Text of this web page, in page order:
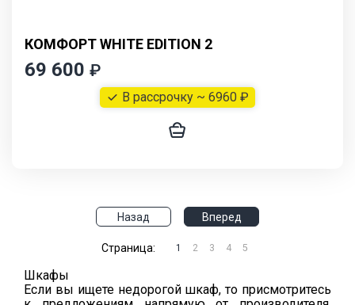
КОМФОРТ WHITE EDITION 2
69 600 ₽
В рассрочку ~ 6960 ₽
Назад Вперед
Страница: 1 2 3 4 5
Шкафы
Если вы ищете недорогой шкаф, то присмотритесь